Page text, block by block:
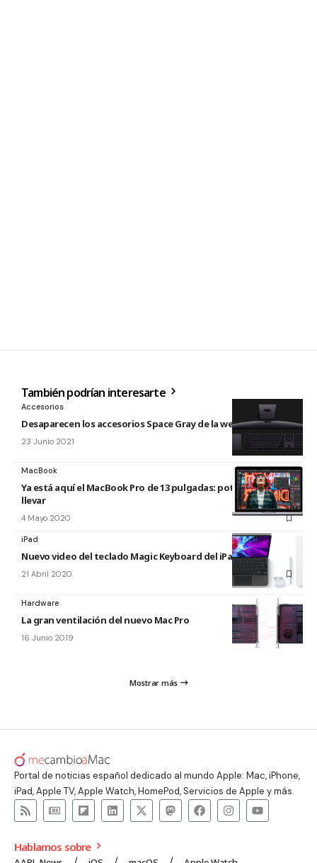
También podrían interesarte
Accesorios
Desaparecen los accesorios Space Gray de la web de Apple
23 Junio 2021
MacBook
Ya está aquí el MacBook Pro de 13 pulgadas: potencia para
llevar
4 Mayo 2020
iPad
Nuevo video del teclado Magic Keyboard del iPad Pro
21 Abril 2020
Hardware
La gran ventilación del nuevo Mac Pro
16 Junio 2019
Mostrar más
Portal de noticias español dedicado al mundo Apple: Mac, iPhone,
iPad, Apple TV, Apple Watch, HomePod, Servicios de Apple y más.
Hablamos sobre